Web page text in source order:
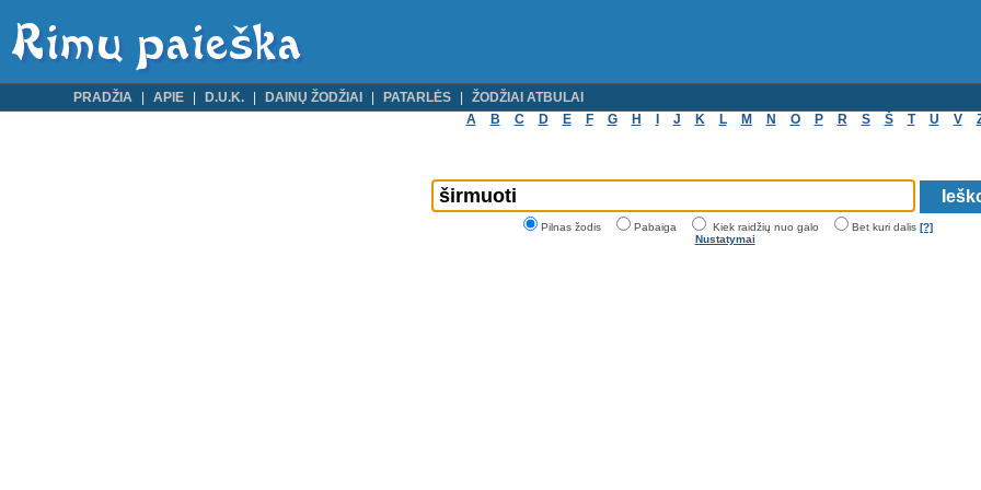
PRADŽIA APIE D.U.K. DAINŲ ŽODŽIAI PATARLĖS
ŽODŽIAI ATBULAI
A
B C D E F G H J K L M N O P R S Š T U V
Pilnas žodis Pabaiga Kiek raidžių nuo galo Bet kuri dalis [?]
Nustatymai